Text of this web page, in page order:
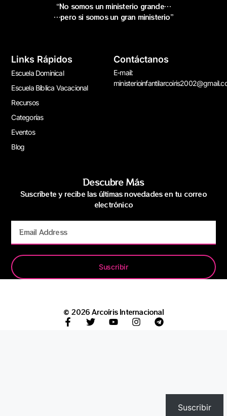
“No somos un ministerio grande…
…pero si somos un gran ministerio”
Links Rápidos
Escuela Dominical
Escuela Bíblica Vacacional
Recursos
Categorías
Eventos
Blog
Contáctanos
E-mail:
Descubre Más
Suscríbete y recibe las últimas novedades en tu correo
electrónico
Suscribir
© 2026 Arcoíris Internacional
Suscribir